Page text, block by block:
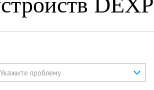
Укажите проблему